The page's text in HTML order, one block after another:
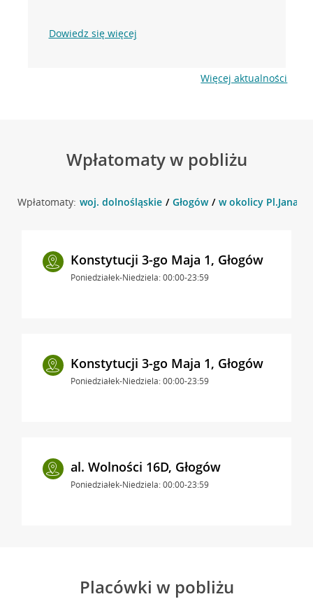
Dowiedz się więcej
Więcej aktualności
Wpłatomaty w pobliżu
Wpłatomaty: woj. dolnośląskie Głogów w okolicy Pl.Jana z
Konstytucji 3-go Maja 1, Głogów
Poniedziałek-Niedziela: 00:00-23:59
Konstytucji 3-go Maja 1, Głogów
Poniedziałek-Niedziela: 00:00-23:59
al. Wolności 16D, Głogów
Poniedziałek-Niedziela: 00:00-23:59
Placówki w pobliżu